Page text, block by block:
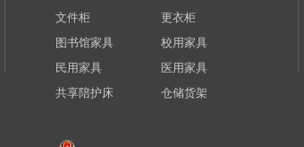
文件柜
更衣柜
图书馆家具
校用家具
民用家具
医用家具
共享陪护床
仓储货架